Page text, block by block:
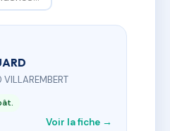
Voir la fiche →